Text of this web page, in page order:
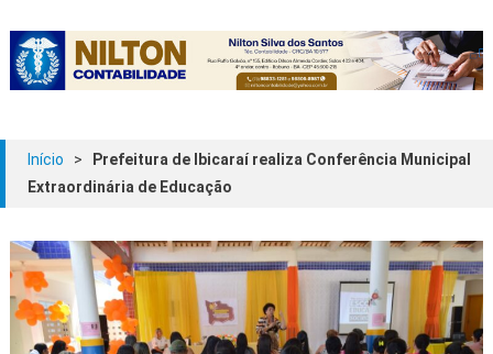
Início >
Prefeitura de Ibicaraí realiza Conferência Municipal
Extraordinária de Educação